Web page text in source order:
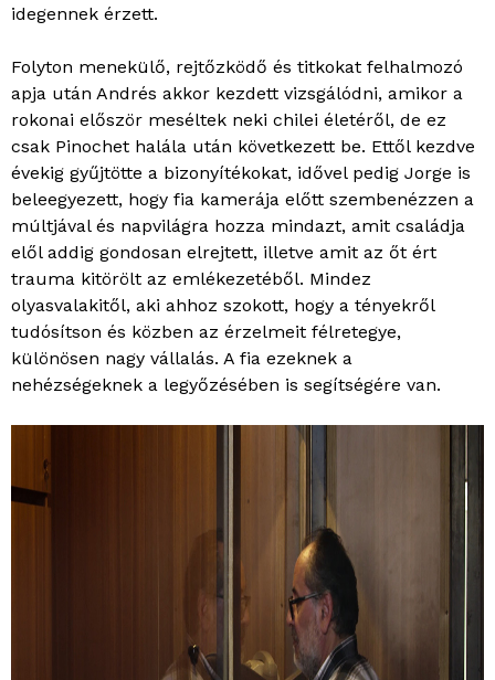
idegennek érzett.
Folyton menekülő, rejtőzködő és titkokat felhalmozó
apja után Andrés akkor kezdett vizsgálódni, amikor a
rokonai először meséltek neki chilei életéről, de ez
csak Pinochet halála után következett be. Ettől kezdve
évekig gyűjtötte a bizonyítékokat, idővel pedig Jorge is
beleegyezett, hogy fia kamerája előtt szembenézzen a
múltjával és napvilágra hozza mindazt, amit családja
elől addig gondosan elrejtett, illetve amit az őt ért
trauma kitörölt az emlékezetéből. Mindez
olyasvalakitől, aki ahhoz szokott, hogy a tényekről
tudósítson és közben az érzelmeit félretegye,
különösen nagy vállalás. A fia ezeknek a
nehézségeknek a legyőzésében is segítségére van.